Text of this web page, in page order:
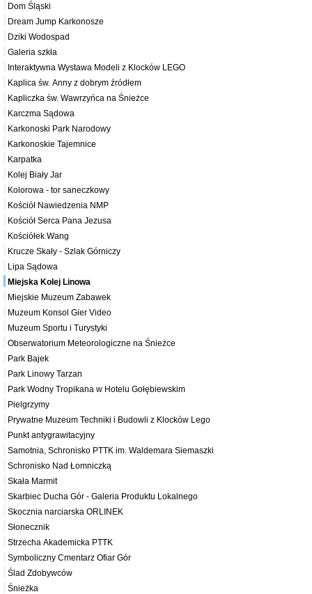
Dom Śląski
Dream Jump Karkonosze
Dziki Wodospad
Galeria szkła
Interaktywna Wystawa Modeli z Klocków LEGO
Kaplica św. Anny z dobrym źródłem
Kapliczka św. Wawrzyńca na Śnieżce
Karczma Sądowa
Karkonoski Park Narodowy
Karkonoskie Tajemnice
Karpatka
Kolej Biały Jar
Kolorowa - tor saneczkowy
Kościół Nawiedzenia NMP
Kościół Serca Pana Jezusa
Kościółek Wang
Krucze Skały - Szlak Górniczy
Lipa Sądowa
Miejska Kolej Linowa
Miejskie Muzeum Zabawek
Muzeum Konsol Gier Video
Muzeum Sportu i Turystyki
Obserwatorium Meteorologiczne na Śnieżce
Park Bajek
Park Linowy Tarzan
Park Wodny Tropikana w Hotelu Gołębiewskim
Pielgrzymy
Prywatne Muzeum Techniki i Budowli z Klocków Lego
Punkt antygrawitacyjny
Samotnia, Schronisko PTTK im. Waldemara Siemaszki
Schronisko Nad Łomniczką
Skała Marmit
Skarbiec Ducha Gór - Galeria Produktu Lokalnego
Skocznia narciarska ORLINEK
Słonecznik
Strzecha Akademicka PTTK
Symboliczny Cmentarz Ofiar Gór
Ślad Zdobywców
Śnieżka